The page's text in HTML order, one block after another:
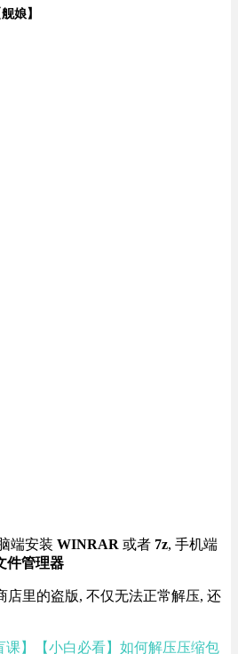
娘】
端安装 WINRAR 或者 7z, 手机端
件管理器
店里的盗版, 不仅无法正常解压, 还
课】【小白必看】如何解压压缩包